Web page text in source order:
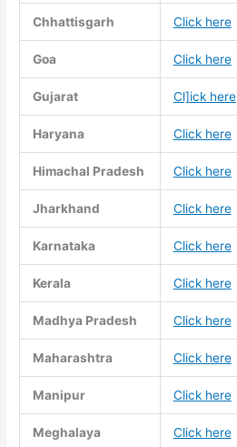
Chhattisgarh Click here
Goa Click here
Gujarat Cl]ick here
Haryana Click here
Himachal Pradesh Click here
Jharkhand Click here
Karnataka Click here
Kerala Click here
Madhya Pradesh Click here
Maharashtra Click here
Manipur Click here
Meghalaya Click here